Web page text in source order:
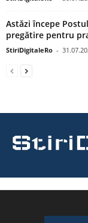
Astăzi începe
pregătire pentru
StiriDigitaleRo -